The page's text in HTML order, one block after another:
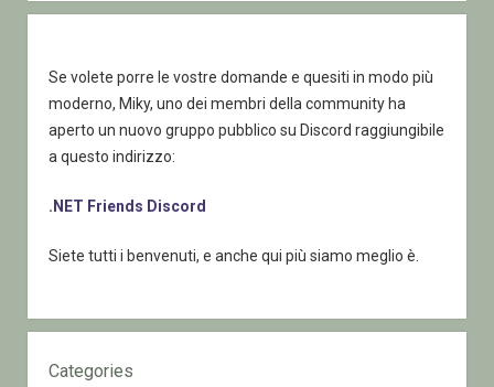
Se volete porre le vostre domande e quesiti in modo più
moderno, Miky, uno dei membri della community ha
aperto un nuovo gruppo pubblico su Discord raggiungibile
a questo indirizzo:
.NET Friends Discord
Siete tutti i benvenuti, e anche qui più siamo meglio è.
Categories